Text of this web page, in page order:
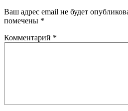
Ваш адрес email не будет
помечены *
Комментарий *